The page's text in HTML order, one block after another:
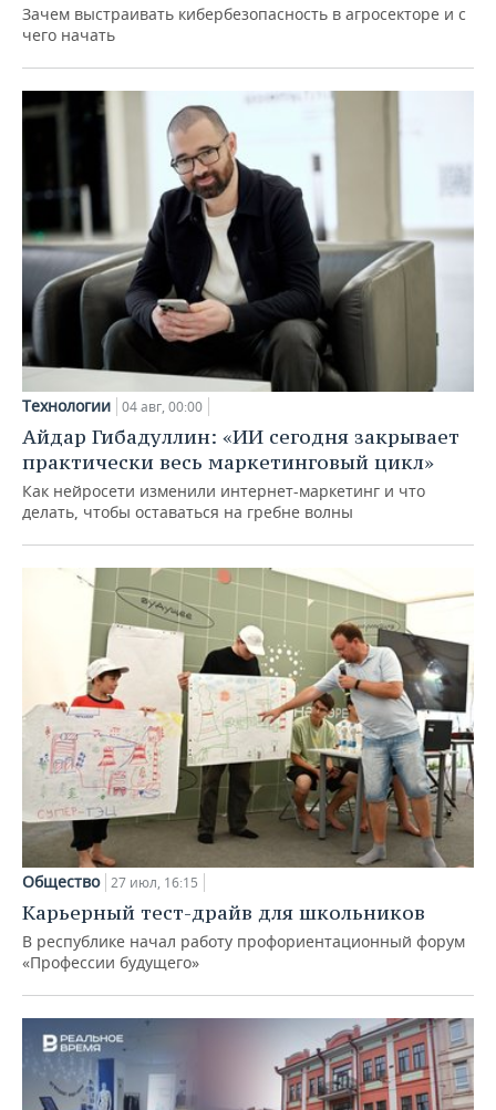
Зачем выстраивать кибербезопасность в агросекторе и с
чего начать
Технологии 04 авг, 00:00
Айдар Гибадуллин: «ИИ сегодня закрывает
практически весь маркетинговый цикл»
Как нейросети изменили интернет-маркетинг и что
делать, чтобы оставаться на гребне волны
Общество 27 июл, 16:15
Карьерный тест-драйв для школьников
В республике начал работу профориентационный форум
«Профессии будущего»